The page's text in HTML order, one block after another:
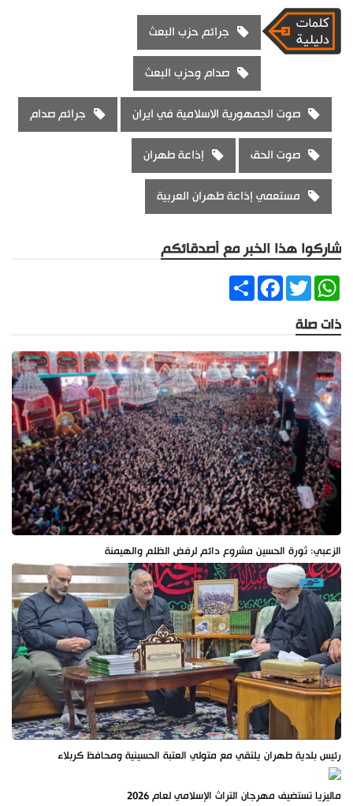
جرائم حزب البعث
صدام وحزب البعث
صوت الجمهورية الاسلامية في ايران جرائم صدام
صوت الحق إذاعة طهران
مستعمي إذاعة طهران العربية
شاركوا هذا الخبر مع أصدقائكم
ShareFacebookTwitter
WhatsApp
ذات صلة
الزعبي: ثورة الحسين مشروع دائم لرفض الظلم والهيمنة
رئيس بلدية طهران يلتقي مع متولي العتبة الحسينية ومحافظ كربلاء
ماليزيا تستضيف مهرجان التراث الإسلامي لعام 2026